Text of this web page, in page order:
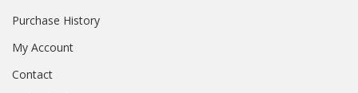
Purchase History
My Account
Contact